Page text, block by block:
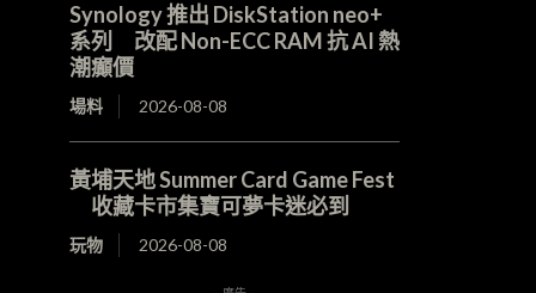
Synology 推出 DiskStation neo+
系列 改配 Non-ECC RAM 抗 AI 熱
潮癲價
場料 2026-08-08
黃埔天地 Summer Card Game Fest
收藏卡市集寶可夢卡迷必到
玩物 2026-08-08